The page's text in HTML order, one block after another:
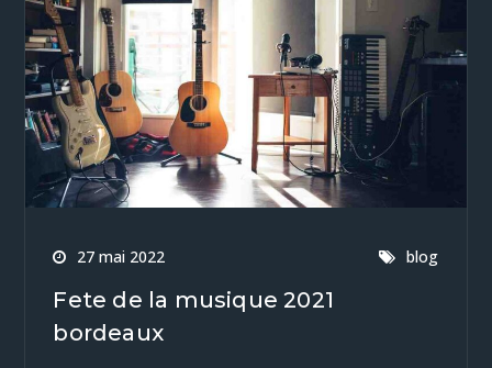
27 mai 2022 blog
Fete de la musique 2021
bordeaux